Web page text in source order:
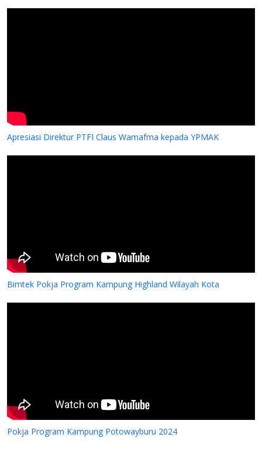
Apresiasi Direktur PTFI Claus Wamafma kepada YPMAK
Bimtek Pokja Program Kampung Highland Wilayah Kota
Pokja Program Kampung Potowayburu 2024